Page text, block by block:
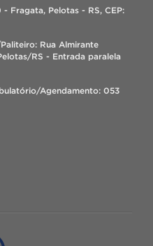
- Fragata, Pelotas - RS, CEP:
Rua Almirante
RS - Entrada paralela
Agendamento: 053